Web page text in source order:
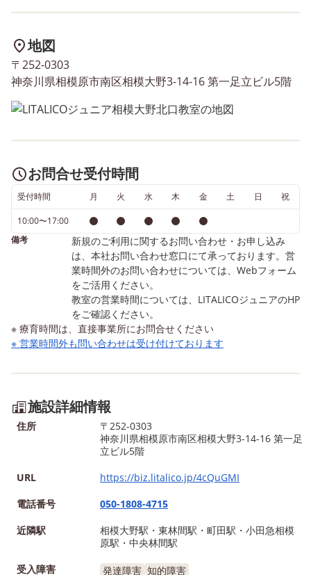
用に関するお問い合わせ・お
せ窓口・LITALICOジュニアホ
ームページにて承っておりま
す。 また、関係機関の方の見
味のある方は、お気軽にお問
0120-974-763(平日
10:00~17:00) 〈関係機関の方
の見学はこちらから〉 042‐
765‐7717(10:00~17:00 ※年
末年始を除く)
申し込みは、 本社お問い
学も随時承っております
い合わせください。 〈
の見学はこちらから〉
765‐7717(10:00~17:00
末年始を除く)
地図
〒252-0303
神奈川県相模原市南区相模大野3-14-16 第一足立ビル5階
お問合せ受付時間
受付時間 月 火 水 木 金 土 日 祝
10:00〜17:00
備考
新規のご利用に関するお問い合わせ・お申し込み
は、本社お問い合わせ窓口にて承っております。営
業時間外のお問い合わせについては、Webフォーム
をご活用ください。
教室の営業時間については、LITALICOジュニアのHP
をご確認ください。
※ 療育時間は、直接事業所にお問合せください
※ 営業時間外も問い合わせは受け付けております
施設詳細情報
住所
〒252-0303
神奈川県相模原市南区相模大野3-14-16 第一足
立ビル5階
URL
https://biz.litalico.jp/4cQuGMI
電話番号
050-1808-4715
近隣駅
相模大野駅・東林間駅・町田駅・小田急相模
原駅・中央林間駅
受入障害
発達障害 知的障害